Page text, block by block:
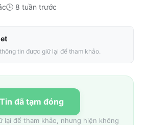
🕒 8 tuần trước
tin được giữ lại để tham khảo.
Tin đã tạm đóng
lại để tham khảo, nhưng hiện không